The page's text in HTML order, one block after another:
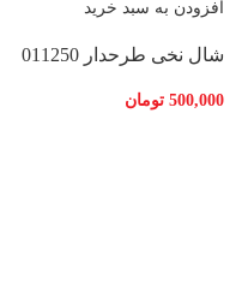
افزودن به سبد خرید
شال نخی طرحدار 011250
500,000 تومان